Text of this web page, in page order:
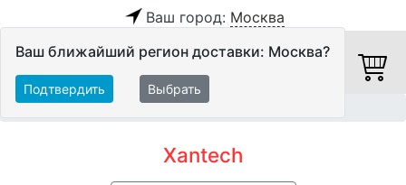
Ваш город: Москва
Ваш ближайший регион доставки: Москва?
Подтвердить Выбрать
Xantech